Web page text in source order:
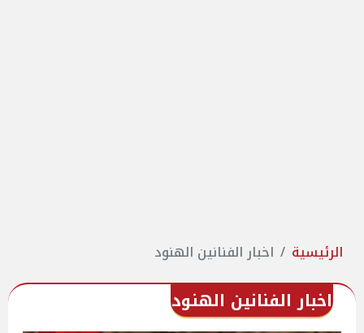
الرئيسية اخبار الفنانين الهنود
اخبار الفنانين الهنود